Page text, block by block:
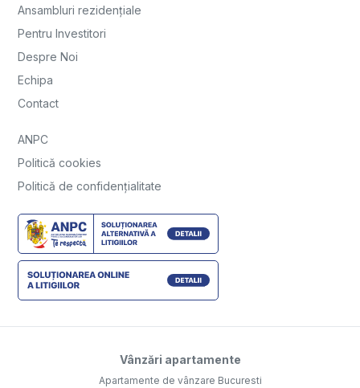
Ansambluri rezidențiale
Pentru Investitori
Despre Noi
Echipa
Contact
ANPC
Politică cookies
Politică de confidențialitate
Vânzări apartamente
Apartamente de vânzare Bucuresti